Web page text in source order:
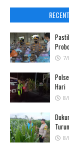
Hari
8/
8/